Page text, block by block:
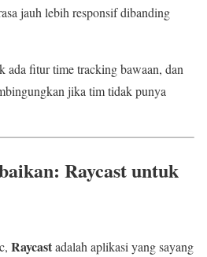
jauh lebih responsif dibanding
ada fitur time tracking bawaan, dan
jika tim tidak punya
Raycast untuk
Raycastadalah aplikasi yang sayang